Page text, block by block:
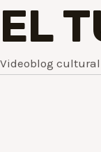
EL
Videoblog